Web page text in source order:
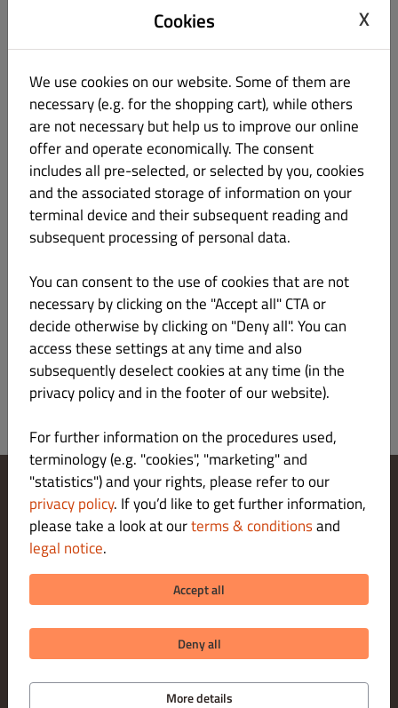
MIXED VEGETABLE GRILL 44.00 zł
Warzywa z tradycyjnym serem indyjskim z grilla
CHILLY PANEER 43.00 zł
Kawałki sera smażone z cebulą, papryką, pomidorami, w
pikantnym sojowym sosie
Change Cookies Settings
Contact Us
Privacy Policy
Terms & Conditions
Legal notice
About us
Cookies X
We use cookies on our website. Some of them are
necessary (e.g. for the shopping cart), while others
are not necessary but help us to improve our online
offer and operate economically. The consent
includes all pre-selected, or selected by you, cookies
and the associated storage of information on your
terminal device and their subsequent reading and
subsequent processing of personal data.
You can consent to the use of cookies that are not
necessary by clicking on the "Accept all" CTA or
decide otherwise by clicking on "Deny all". You can
access these settings at any time and also
subsequently deselect cookies at any time (in the
privacy policy and in the footer of our website).
For further information on the procedures used,
terminology (e.g. "cookies", "marketing" and
"statistics") and your rights, please refer to our
privacy policy. If you’d like to get further information,
please take a look at ourterms & conditionsand
legal notice.
Accept all
Deny all
More details